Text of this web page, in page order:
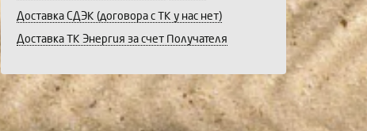
Доставка СДЭК (договора с ТК у нас нет)
Доставка ТК Энергия за счет Получателя